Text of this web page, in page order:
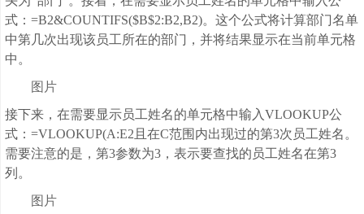
式：=B2&COUNTIFS($B$2:B2,B2)。这个公式将计算部门名单
中第几次出现该员工所在的部门，并将结果显示在当前单元格
中。
图片
接下来，在需要显示员工姓名的单元格中输入VLOOKUP公
式：=VLOOKUP(A:E2且在C范围内出现过的第3次员工姓名。
需要注意的是，第3参数为3，表示要查找的员工姓名在第3
列。
图片